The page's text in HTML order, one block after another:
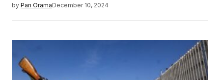
by Pan OramaDecember 10, 2024